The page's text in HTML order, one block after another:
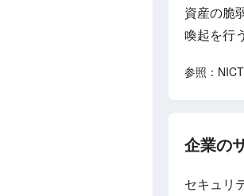
資産の脆
喚起を行
参照：
企業の
セキュリ